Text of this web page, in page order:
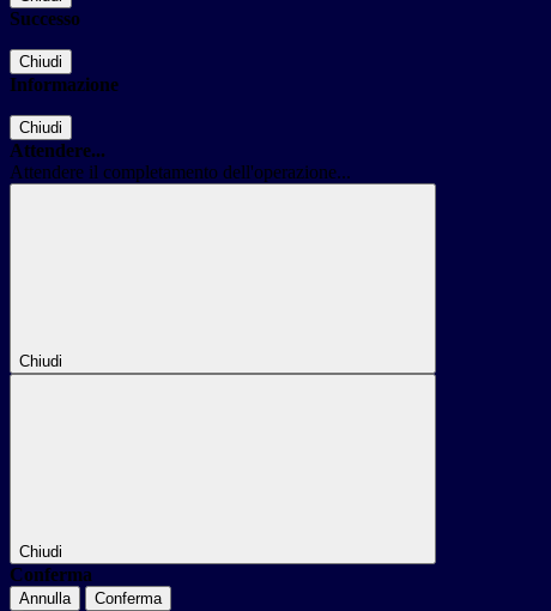
Successo
Chiudi
Informazione
Chiudi
Attendere...
Attendere il completamento dell'operazione...
Chiudi
Chiudi
Conferma
Annulla Conferma